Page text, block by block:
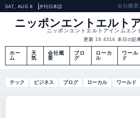
SAT, AUG 8 夕刊日本語 会社概要
ニッポンエントエルト
ニッポンエントエルトアインムエン
更新 19:4316 本日の記
ホー
ム
天
気
会社概
要
ブロ
グ
ローカ
ル
ワール
ド
テック ビジネス ブログ ローカル ワールド